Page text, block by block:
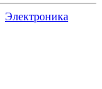
Электроника